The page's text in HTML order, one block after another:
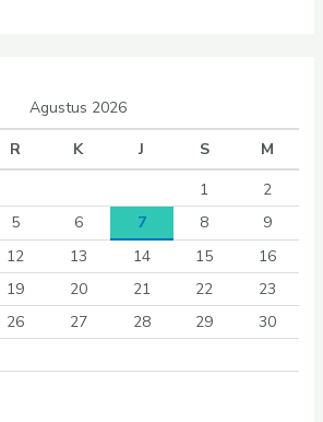
Agustus 2026
R K J S
M
1
2
5 6 7 8
9
12 13 14 15
16
19 20 21 22
23
26 27 28 29
30